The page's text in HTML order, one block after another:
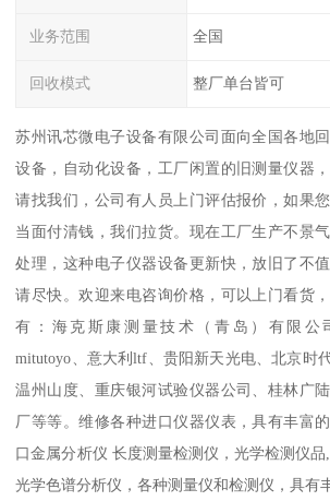
业务范围 全国
回收模式 整厂单台皆可
苏州讯芯微电子设备有限公司面向全国各地
设备，自动化设备，工厂闲置的旧测量仪器
请找我们，公司有人员上门评估报价，如果
当面付清钱，我们拉货。现在工厂生产不景
处理，这种电子仪器设备更新快，放旧了不
请尽快。欢迎来电咨询价格，可以上门看货
有：海克斯康测量技术（青岛）有限公
mitutoyo、意大利ltf、贵阳新天光电、北京时
温州山度、重庆银河试验仪器公司、桂林广
厂等等。维修各种进口仪器仪表，具有丰富
口金属分析仪 长度测量检测仪，光学检测仪品
光学色谱分析仪，各种测量仪和检测仪，具有